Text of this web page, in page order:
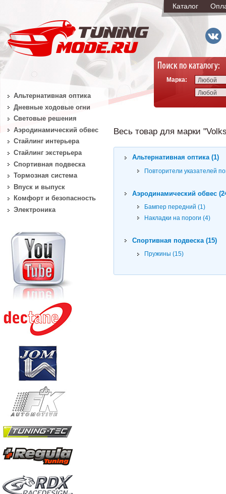
Каталог
Марка:
Любой
Любой
Весь товар для марки
Альтернативная оптика (1)
Повторители указателей
Аэродинамический обвес
Бампер передний (1)
Накладки на пороги (4)
Спортивная подвеска (15)
Пружины (15)
Альтернативная оптика
Дневные ходовые огни
Световые решения
Аэродинамический обвес
Стайлинг интерьера
Стайлинг экстерьера
Спортивная подвеска
Тормозная система
Впуск и выпуск
Комфорт и безопасность
Электроника